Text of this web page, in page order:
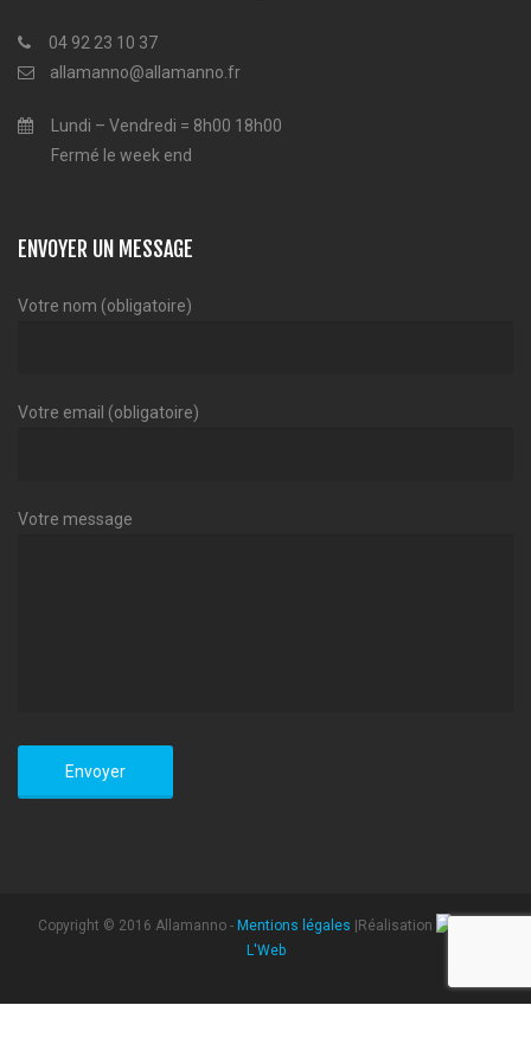
04 92 23 10 37
allamanno@allamanno.fr
Lundi – Vendredi = 8h00 18h00
Fermé le week end
ENVOYER UN MESSAGE
Votre nom (obligatoire)
Votre email (obligatoire)
Votre message
Copyright © 2016 Allamanno - Mentions légales |Réalisation
L'Web